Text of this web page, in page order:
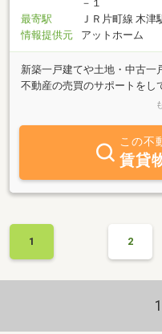
－１
最寄駅
ＪＲ片町線 木津
情報提供元
アットホーム
新築一戸建てや土地・中古一
不動産の売買のサポートをし
は縁遠く、よくわからない
すく安心して取引できる不動
この不
賃貸
1 2